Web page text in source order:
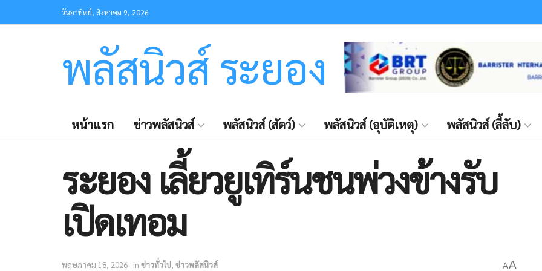
วันอาทิตย์, สิงหาคม 9, 2026
พลัสนิวส์ ระยอง
หน้าแรก ข่าวพลัสนิวส์ พลัสนิวส์ (สัตว์) พลัสนิวส์ (อุบัติเหตุ) พลัสนิวส์ (ลี้ลับ)
ระยอง เลี้ยวยูเทิร์นชนพ่วงข้างรับ
เปิดเทอม
พฤษภาคม 18, 2026 in ข่าวทั่วไป, ข่าวพลัสนิวส์ AA